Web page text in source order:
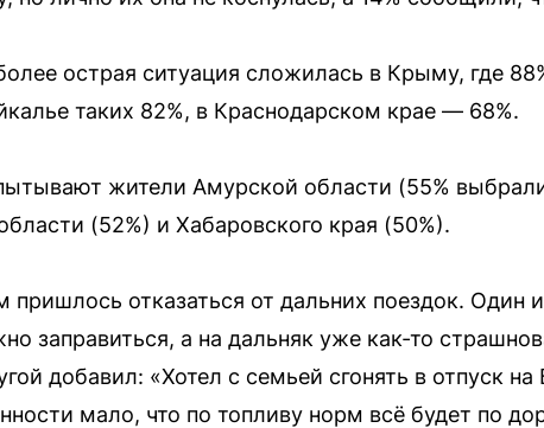
острая ситуация сложилась в Крыму, где
таких 82%, в Краснодарском крае — 68%.
жители Амурской области (55%
(52%) и Хабаровского края (50%).
отказаться от дальних поездок. Один
заправиться, а на дальняк уже как-то
добавил: «Хотел с семьей сгонять в отпуск
мало, что по топливу норм всё будет по